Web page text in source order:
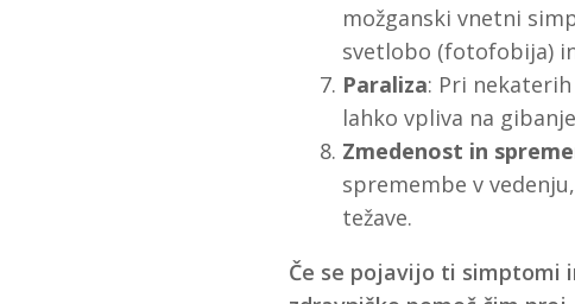
možganski vnetni
svetlobo (fotofobija)
Paraliza: Pri
lahko vpliva na
Zmedenost in
spremembe v
težave.
Če se pojavijo ti simptomi